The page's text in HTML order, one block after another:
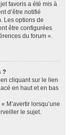
favoris a été mis à
d’être notifié
Les options de
être configurées
du forum ».
?
cliquant sur le lien
en haut et en bas
M’avertir lorsqu’une
le sujet.